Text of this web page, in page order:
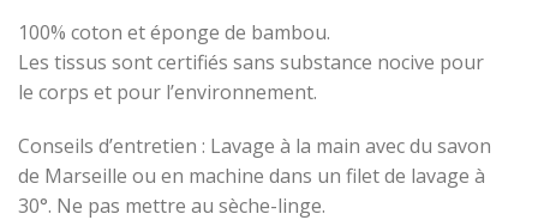
100% coton et éponge de bambou.
Les tissus sont certifiés sans substance nocive pour
le corps et pour l’environnement.
Conseils d’entretien : Lavage à la main avec du savon
de Marseille ou en machine dans un filet de lavage à
30°. Ne pas mettre au sèche-linge.